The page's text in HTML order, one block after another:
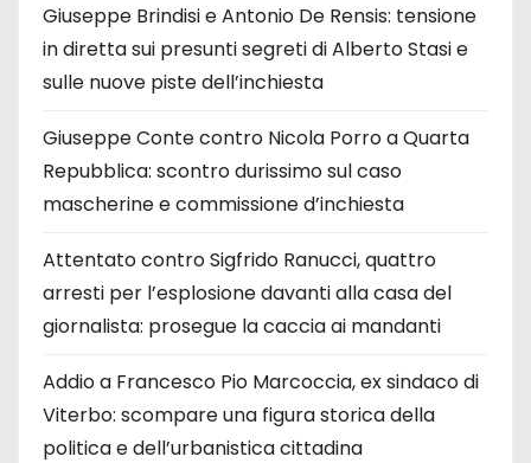
Giuseppe Brindisi e Antonio De Rensis: tensione
in diretta sui presunti segreti di Alberto Stasi e
sulle nuove piste dell’inchiesta
Giuseppe Conte contro Nicola Porro a Quarta
Repubblica: scontro durissimo sul caso
mascherine e commissione d’inchiesta
Attentato contro Sigfrido Ranucci, quattro
arresti per l’esplosione davanti alla casa del
giornalista: prosegue la caccia ai mandanti
Addio a Francesco Pio Marcoccia, ex sindaco di
Viterbo: scompare una figura storica della
politica e dell’urbanistica cittadina